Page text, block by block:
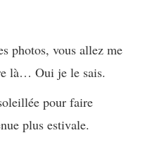
photos, vous allez me
là… Oui je le sais.
pour faire
plus estivale.